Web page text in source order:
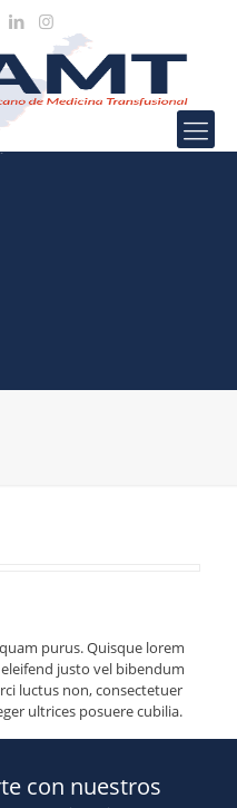
purus. Quisque lorem
justo vel bibendum
luctus non, consectetuer
ultrices posuere cubilia.
con nuestros